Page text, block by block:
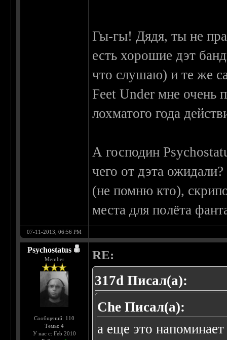
Гы-гы! Дядя, ты не
есть хорошие дэт
что слушаю) и те же
Feet Under мне очень
лохматого года
А господин
чего от дэта
(не помню кто),
места для полёта
07-11-2013, 06:56 PM
Psychostatus
Member
Сообщений: 110
Темы: 4
У нас с: Feb 2010
RE:
317d Писал(а):
Che Писал(а):
а еще это